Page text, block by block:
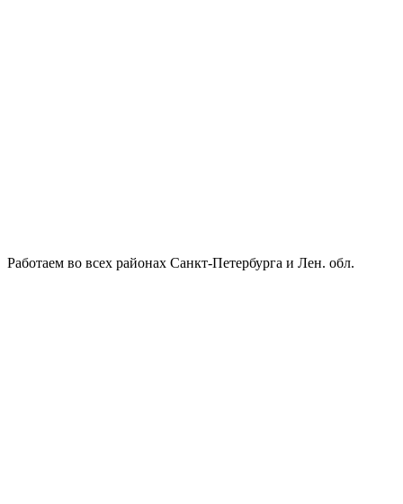
Работаем во всех районах Санкт-Петербурга и Лен. обл.